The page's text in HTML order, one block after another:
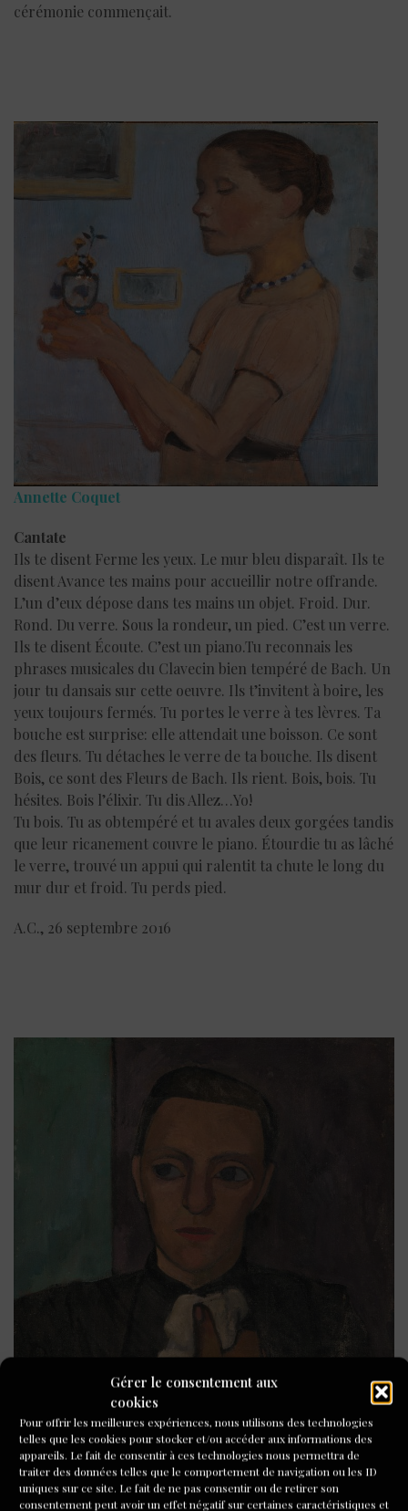
Gérer le consentement aux
cookies
Pour offrir les meilleures expériences, nous utilisons des technologies
telles que les cookies pour stocker et/ou accéder aux informations des
appareils. Le fait de consentir à ces technologies nous permettra de
traiter des données telles que le comportement de navigation ou les ID
uniques sur ce site. Le fait de ne pas consentir ou de retirer son
consentement peut avoir un effet négatif sur certaines caractéristiques et
cérémonie commençait.
Annette Coquet
Cantate
Ils te disent Ferme les yeux. Le mur bleu disparaît. Ils te
disent Avance tes mains pour accueillir notre offrande.
L’un d’eux dépose dans tes mains un objet. Froid. Dur.
Rond. Du verre. Sous la rondeur, un pied. C’est un verre.
Ils te disent Écoute. C’est un piano.Tu reconnais les
phrases musicales du Clavecin bien tempéré de Bach. Un
jour tu dansais sur cette oeuvre. Ils t’invitent à boire, les
yeux toujours fermés. Tu portes le verre à tes lèvres. Ta
bouche est surprise: elle attendait une boisson. Ce sont
des fleurs. Tu détaches le verre de ta bouche. Ils disent
Bois, ce sont des Fleurs de Bach. Ils rient. Bois, bois. Tu
hésites. Bois l’élixir. Tu dis Allez…Yo!
Tu bois. Tu as obtempéré et tu avales deux gorgées tandis
que leur ricanement couvre le piano. Étourdie tu as lâché
le verre, trouvé un appui qui ralentit ta chute le long du
mur dur et froid. Tu perds pied.
A.C., 26 septembre 2016
Anouk Wortimmer